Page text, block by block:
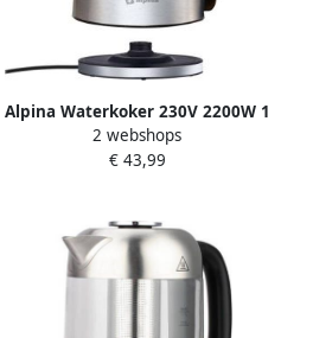
Alpina Waterkoker 230V 2200W 1
7 L Temperatuur Instelbaar RVS
Digitaal Zilverkleurig
2 webshops
€ 43,99